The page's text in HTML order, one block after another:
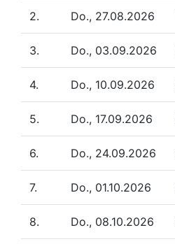
2. Do., 27.08.2026
3. Do., 03.09.2026
4. Do., 10.09.2026
5. Do., 17.09.2026
6. Do., 24.09.2026
7. Do., 01.10.2026
8. Do., 08.10.2026